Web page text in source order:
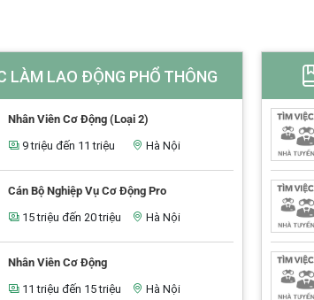
LÀM LAO ĐỘNG PHỔ THÔNG
Nhân Viên Cơ Động (Loại 2)
9 triệu đến 11 triệu
Hà Nội
Cán Bộ Nghiệp Vụ Cơ Động Pro
15 triệu đến 20 triệu
Hà Nội
Nhân Viên Cơ Động
11 triệu đến 15 triệu
Hà Nội